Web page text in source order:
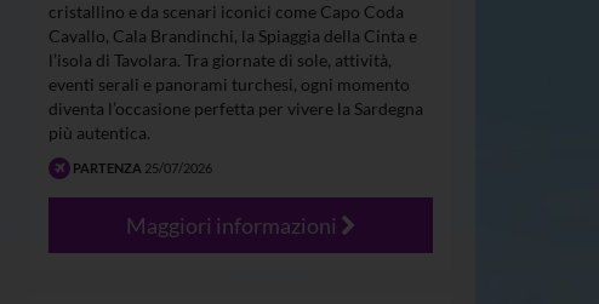
cristallino e da scenari iconici come Capo Coda
Cavallo, Cala Brandinchi, la Spiaggia della Cinta e
l’isola di Tavolara. Tra giornate di sole, attività,
eventi serali e panorami turchesi, ogni momento
diventa l’occasione perfetta per vivere la Sardegna
più autentica.
PARTENZA 25/07/2026
Maggiori informazioni